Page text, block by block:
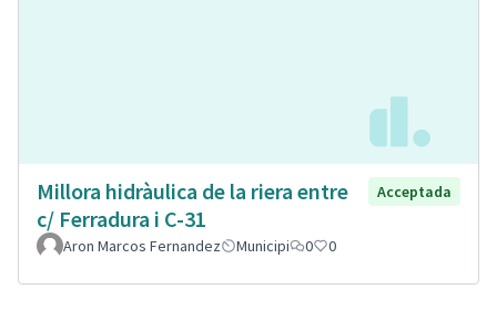
Millora hidràulica de la riera entre
c/ Ferradura i C-31
Acceptada
Aron Marcos Fernandez Municipi 0 0